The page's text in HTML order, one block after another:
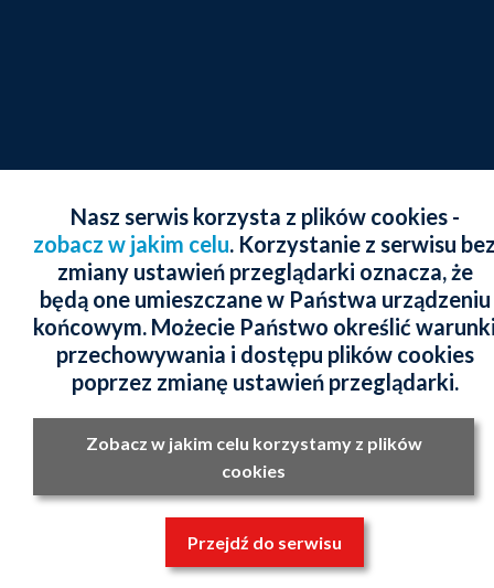
Nasz serwis korzysta z plików cookies -
zobacz w jakim celu. Korzystanie z serwisu
zmiany ustawień przeglądarki oznacza, że
będą one umieszczane w Państwa urządzeniu
końcowym. Możecie Państwo określić
przechowywania i dostępu plików cookies
poprzez zmianę ustawień przeglądarki.
Zobacz w jakim celu korzystamy z plików
cookies
Przejdź do serwisu